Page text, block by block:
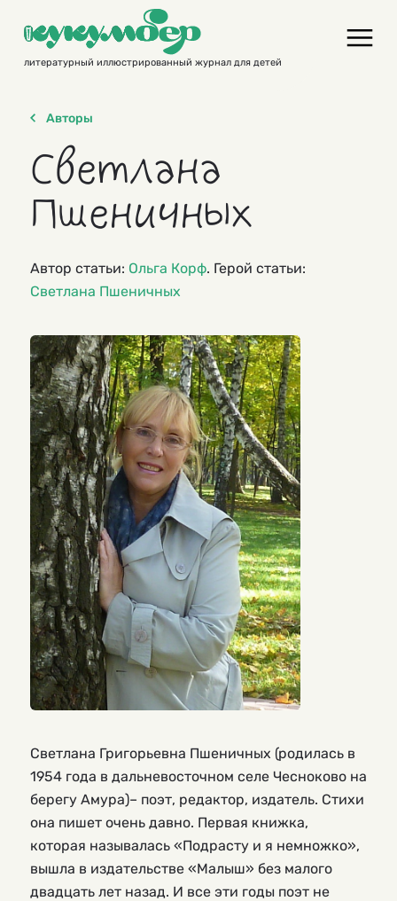
contentлитературный иллюстрированный журнал для детей
Авторы
Светлана
Пшеничных
Автор статьи: Ольга Корф. Герой статьи:
Светлана Пшеничных
Светлана Григорьевна Пшеничных (родилась в
1954 года в дальневосточном селе Чесноково на
берегу Амура)– поэт, редактор, издатель. Стихи
она пишет очень давно. Первая книжка,
которая называлась «Подрасту и я немножко»,
вышла в издательстве «Малыш» без малого
двадцать лет назад. И все эти годы поэт не